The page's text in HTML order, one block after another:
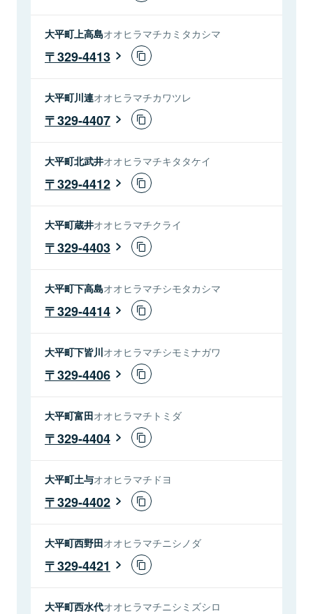
大平町上高島オオヒラマチカミタカシマ
329-4413
大平町川連オオヒラマチカワツレ
329-4407
大平町北武井オオヒラマチキタタケイ
329-4412
大平町蔵井オオヒラマチクライ
329-4403
大平町下高島オオヒラマチシモタカシマ
329-4414
大平町下皆川オオヒラマチシモミナガワ
329-4406
大平町富田オオヒラマチトミダ
329-4404
大平町土与オオヒラマチドヨ
329-4402
大平町西野田オオヒラマチニシノダ
329-4421
大平町西水代オオヒラマチニシミズシロ